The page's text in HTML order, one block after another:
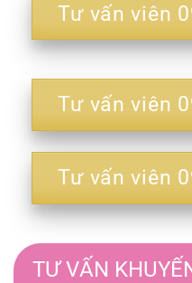
Tư vấn viên
Tư vấn viên
Tư vấn viên
TƯ VẤN